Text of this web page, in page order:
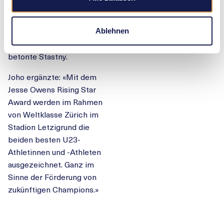
Ablehnen
auch ein Symbol für die
Athletinnen und Athleten»,
betonte Stastny.
Joho ergänzte: «Mit dem
Jesse Owens Rising Star
Award werden im Rahmen
von Weltklasse Zürich im
Stadion Letzigrund die
beiden besten U23-
Athletinnen und -Athleten
ausgezeichnet. Ganz im
Sinne der Förderung von
zukünftigen Champions.»